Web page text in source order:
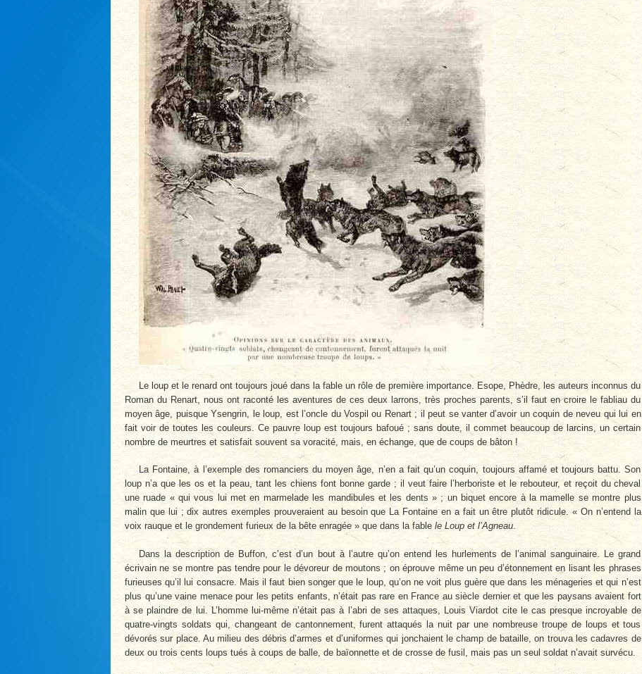
Le loup et le renard ont toujours joué dans la fable un rôle de première importance. Esope, Phèdre, les auteurs inconnus du
Roman du Renart, nous ont raconté les aventures de ces deux larrons, très proches parents, s’il faut en croire le fabliau du
moyen âge, puisque Ysengrin, le loup, est l’oncle du Vospil ou Renart ; il peut se vanter d’avoir un coquin de neveu qui lui en
fait voir de toutes les couleurs. Ce pauvre loup est toujours bafoué ; sans doute, il commet beaucoup de larcins, un certain
nombre de meurtres et satisfait souvent sa voracité, mais, en échange, que de coups de bâton !
La Fontaine, à l’exemple des romanciers du moyen âge, n’en a fait qu’un coquin, toujours affamé et toujours battu. Son
loup n’a que les os et la peau, tant les chiens font bonne garde ; il veut faire l’herboriste et le rebouteur, et reçoit du cheval
une ruade « qui vous lui met en marmelade les mandibules et les dents » ; un biquet encore à la mamelle se montre plus
malin que lui ; dix autres exemples prouveraient au besoin que La Fontaine en a fait un être plutôt ridicule. « On n’entend la
voix rauque et le grondement furieux de la bête enragée » que dans la fable le Loup et l’Agneau.
Dans la description de Buffon, c’est d’un bout à l’autre qu’on entend les hurlements de l’animal sanguinaire. Le grand
écrivain ne se montre pas tendre pour le dévoreur de moutons ; on éprouve même un peu d’étonnement en lisant les phrases
furieuses qu’il lui consacre. Mais il faut bien songer que le loup, qu’on ne voit plus guère que dans les ménageries et qui n’est
plus qu’une vaine menace pour les petits enfants, n’était pas rare en France au siècle dernier et que les paysans avaient fort
à se plaindre de lui. L’homme lui-même n’était pas à l’abri de ses attaques, Louis Viardot cite le cas presque incroyable de
quatre-vingts soldats qui, changeant de cantonnement, furent attaqués la nuit par une nombreuse troupe de loups et tous
dévorés sur place. Au milieu des débris d’armes et d’uniformes qui jonchaient le champ de bataille, on trouva les cadavres de
deux ou trois cents loups tués à coups de balle, de baïonnette et de crosse de fusil, mais pas un seul soldat n’avait survécu.